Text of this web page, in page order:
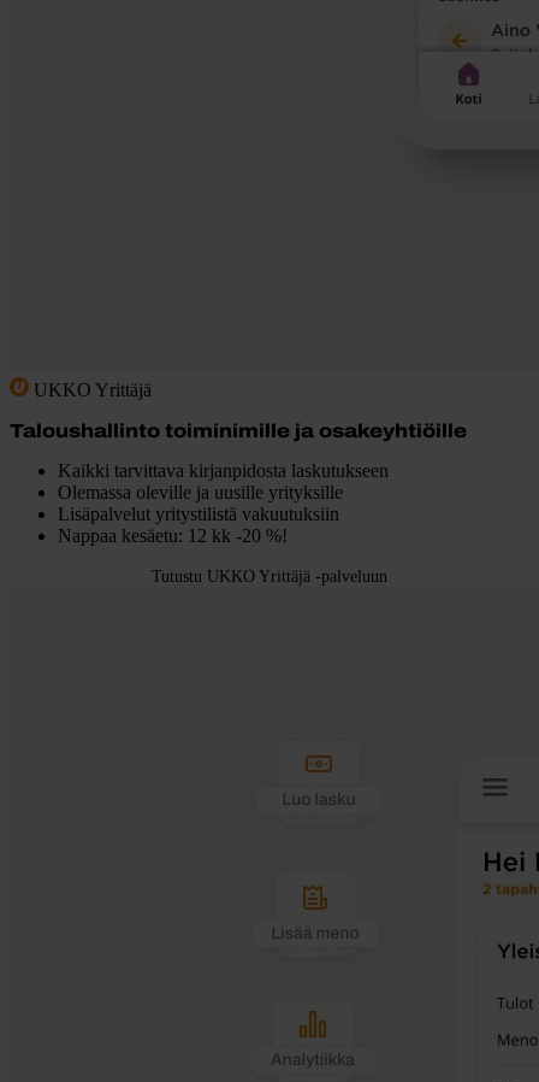
UKKO Yrittäjä
Taloushallinto toiminimille ja osakeyhtiöille
Kaikki tarvittava kirjanpidosta laskutukseen
Olemassa oleville ja uusille yrityksille
Lisäpalvelut yritystilistä vakuutuksiin
Nappaa kesäetu: 12 kk -20 %!
Tutustu UKKO Yrittäjä -palveluun